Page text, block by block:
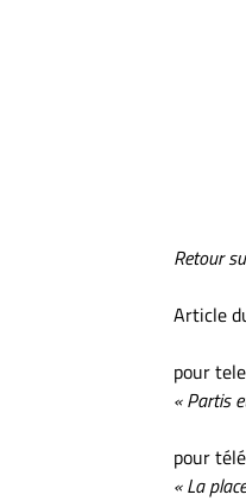
Retour
Article
pour
« Partis
pour
« La